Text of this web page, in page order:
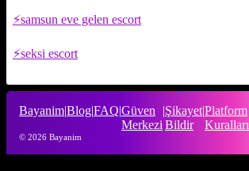
samsun eve gelen escort
seksi escort
Bayanim|Blog|FAQ|Güven
Merkezi
|Şikayet
Bildir
|Platform
Kuralları
© 2026 Bayanim